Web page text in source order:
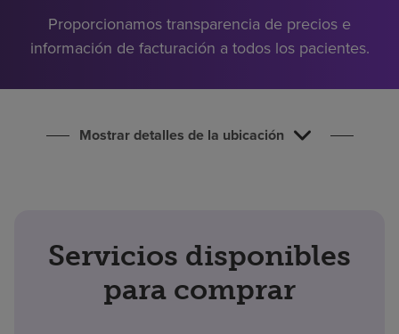
Proporcionamos transparencia de precios e
información de facturación a todos los pacientes.
Mostrar detalles de la ubicación
Servicios disponibles
para comprar